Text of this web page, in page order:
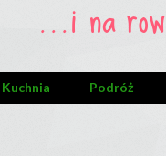
Kuchnia Podróż